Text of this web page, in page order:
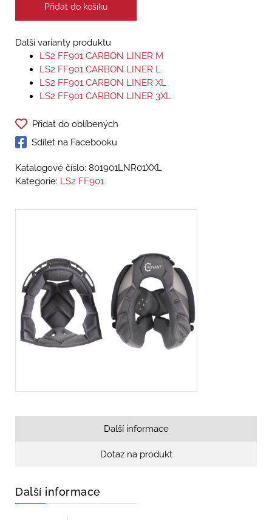
Přidat do košíku
Další varianty produktu
LS2 FF901 CARBON LINER M
LS2 FF901 CARBON LINER L
LS2 FF901 CARBON LINER XL
LS2 FF901 CARBON LINER 3XL
Přidat do oblíbených
Sdílet na Facebooku
Katalogové číslo: 801901LNR01XXL
Kategorie: LS2 FF901
Další informace
Dotaz na produkt
Další informace